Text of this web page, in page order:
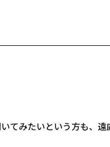
てみたいという方も、